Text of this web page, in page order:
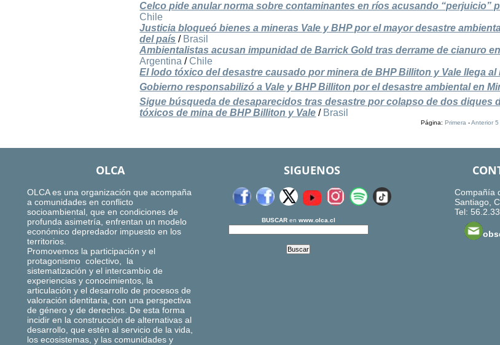
Celco pide anular norma sobre contaminantes en ríos acusando “perjuicio”
Chile
Justicia bloqueó bienes a mineras Vale y BHP por el mayor desastre
del país / Brasil
Ambientalistas acusan impunidad de Barrick Gold tras derrame de cianuro
Argentina / Chile
El lodo tóxico del desastre causado por minera de BHP Billiton y Vale llega al
Gobierno responsabilizó a Vale y BHP Billiton por el desastre ambiental en
Sigue búsqueda de desaparecidos tras desastre por colapso de dos diques
tóxicos de mina de BHP Billiton y Vale / Brasil
Página: Primera-Anterior 5
OLCA
OLCA es una organización que acompaña
a comunidades en conflicto
socioambiental, que en condiciones de
profunda asimetría, enfrentan un modelo
económico depredador impuesto en los
territorios.
Promovemos la participación y el
protagonismo colectivo, la
sistematización y el intercambio de
experiencias y conocimientos, la
articulación y el desarrollo de procesos de
valoración identitaria, con una perspectiva
de género y de derechos. De esta forma
incidir en la construcción de alternativas al
desarrollo, que estén al servicio de la vida,
los ecosistemas, y las comunidades y
SIGUENOS
BUSCARen www.olca.cl
Compañía
Santiago,
Tel: